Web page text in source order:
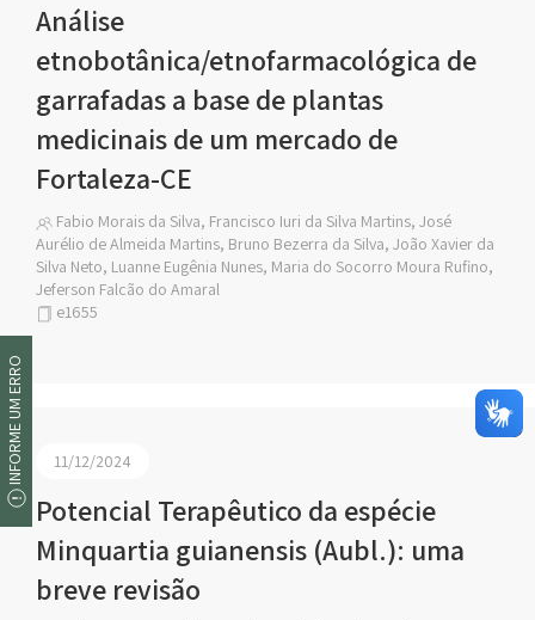
Análise
etnobotânica/etnofarmacológica de
garrafadas a base de plantas
medicinais de um mercado de
Fortaleza-CE
Fabio Morais da Silva, Francisco Iuri da Silva Martins, José
Aurélio de Almeida Martins, Bruno Bezerra da Silva, João Xavier da
Silva Neto, Luanne Eugênia Nunes, Maria do Socorro Moura Rufino,
Jeferson Falcão do Amaral
e1655
11/12/2024
Potencial Terapêutico da espécie
Minquartia guianensis (Aubl.): uma
breve revisão
INFORME UM ERRO